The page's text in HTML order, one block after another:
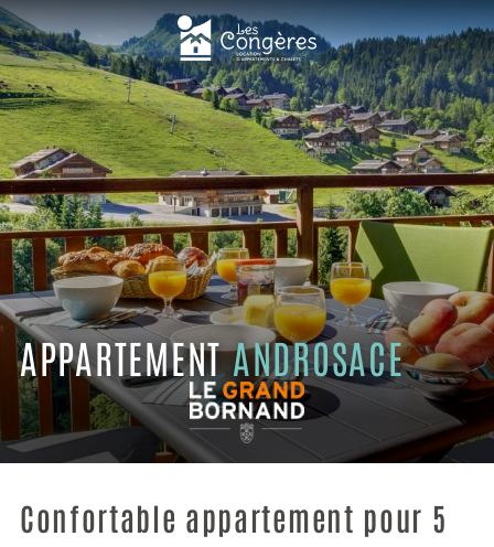
APPARTEMENTANDROSACE
Confortable appartement pour 5